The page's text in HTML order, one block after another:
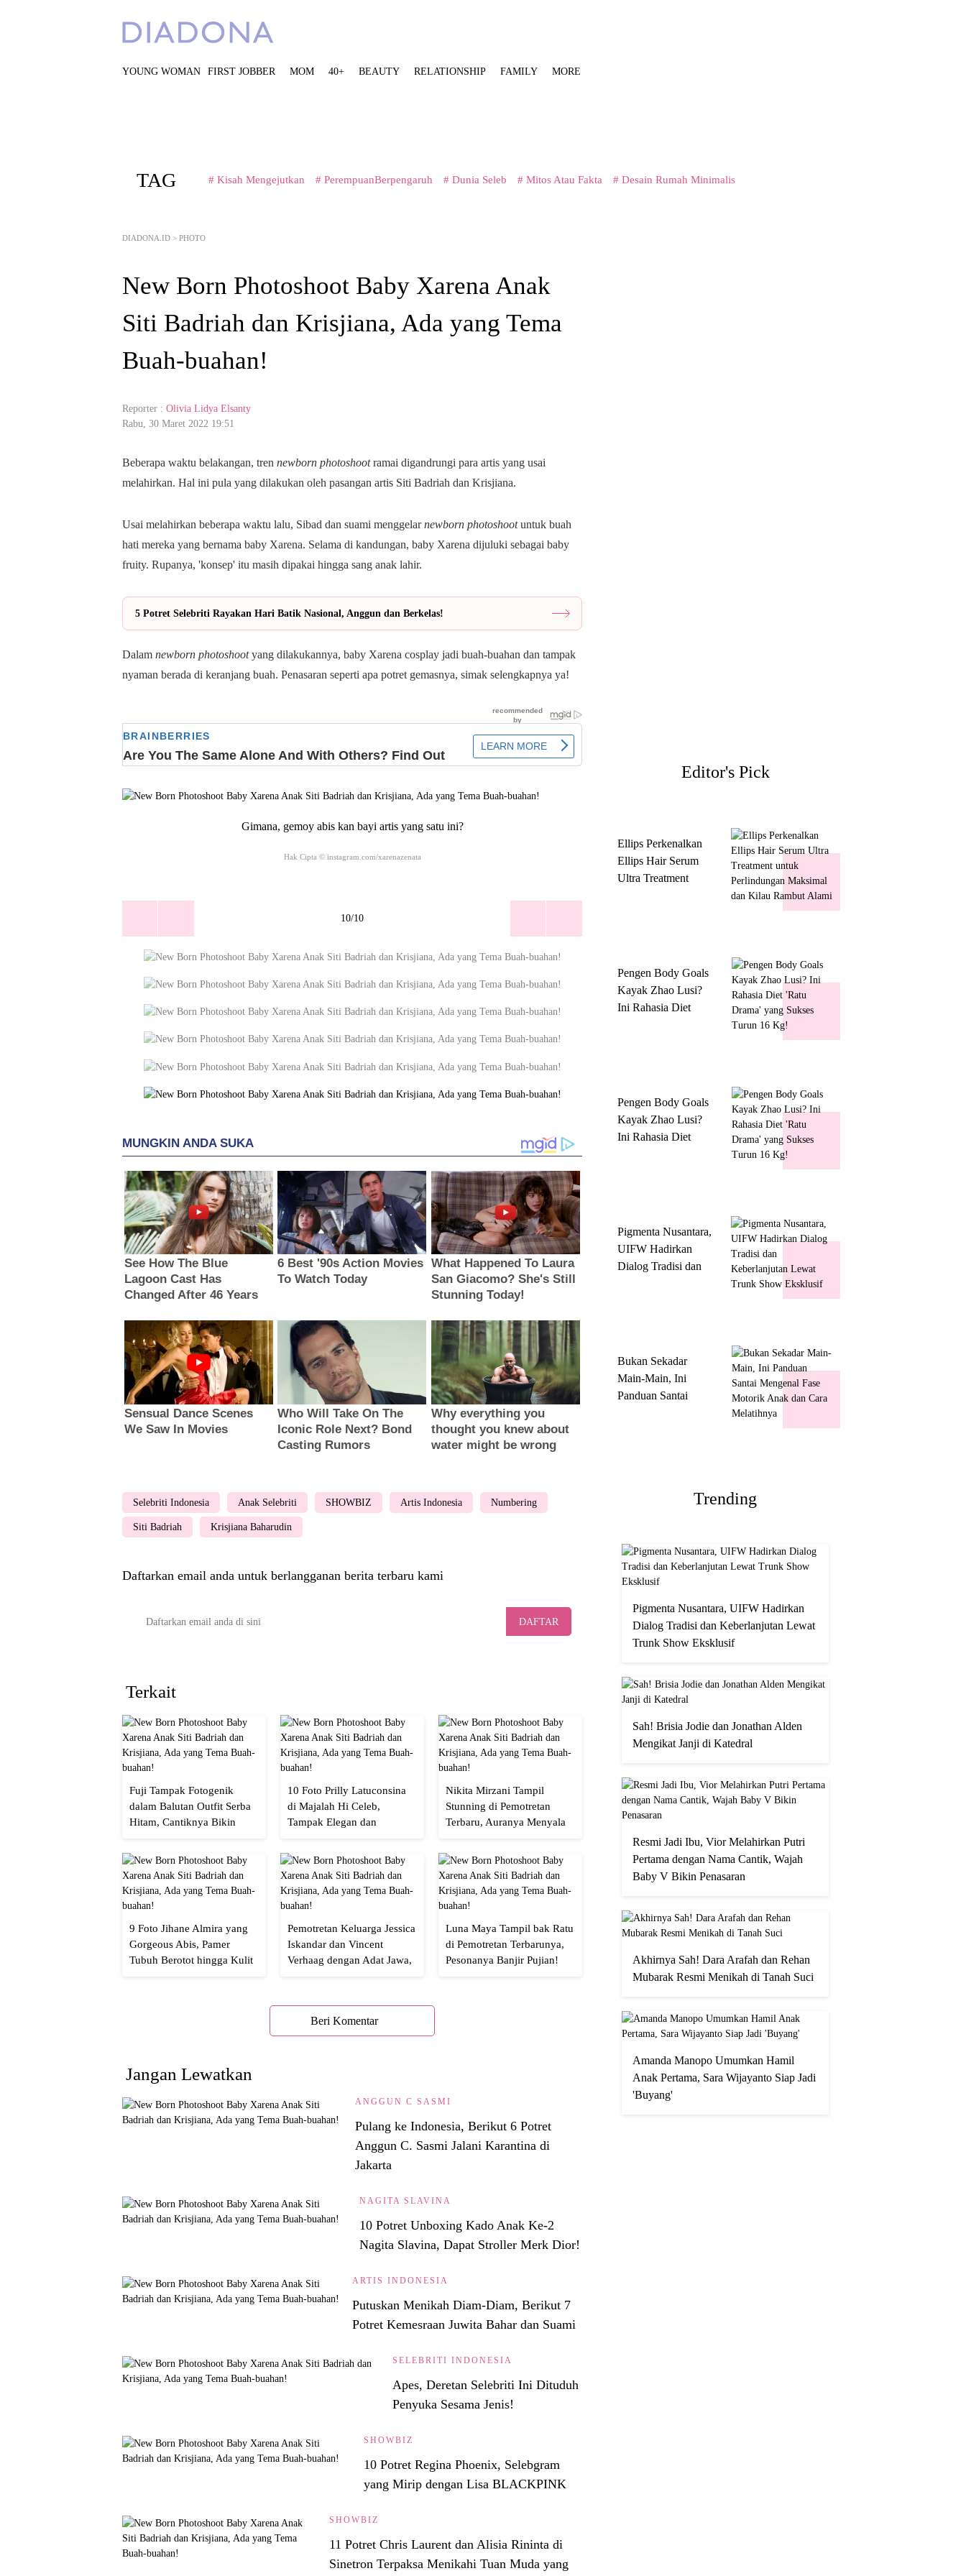
YOUNG WOMAN FIRST JOBBER MOM 40+ BEAUTY RELATIONSHIP FAMILY MORE
TAG # Kisah Mengejutkan # PerempuanBerpengaruh # Dunia Seleb # Mitos Atau Fakta # Desain Rumah Minimalis
DIADONA.ID > PHOTO
New Born Photoshoot Baby Xarena Anak
Siti Badriah dan Krisjiana, Ada yang Tema
Buah-buahan!
Reporter : Olivia Lidya Elsanty
Rabu, 30 Maret 2022 19:51
Beberapa waktu belakangan, tren newborn photoshootramai digandrungi para artis yang usai
melahirkan. Hal ini pula yang dilakukan oleh pasangan artis Siti Badriah dan Krisjiana.
Usai melahirkan beberapa waktu lalu, Sibad dan suami menggelarnewborn photoshootuntuk buah
hati mereka yang bernama baby Xarena. Selama di kandungan, baby Xarena dijuluki sebagai baby
fruity. Rupanya, 'konsep' itu masih dipakai hingga sang anak lahir.
5 Potret Selebriti Rayakan Hari Batik Nasional, Anggun dan Berkelas!
Dalam newborn photoshootyang dilakukannya, baby Xarena cosplay jadi buah-buahan dan tampak
nyaman berada di keranjang buah. Penasaran seperti apa potret gemasnya, simak selengkapnya ya!
Gimana, gemoy abis kan bayi artis yang satu ini?
Hak Cipta © instagram.com/xarenazenata
10/10
Selebriti Indonesia Anak Selebriti SHOWBIZ Artis Indonesia Numbering
Siti Badriah Krisjiana Baharudin
Daftarkan email anda untuk berlangganan berita terbaru kami
DAFTAR
Terkait
Fuji Tampak Fotogenik
dalam Balutan Outfit Serba
Hitam, Cantiknya Bikin
10 Foto Prilly Latuconsina
di Majalah Hi Celeb,
Tampak Elegan dan
Nikita Mirzani Tampil
Stunning di Pemotretan
Terbaru, Auranya Menyala
9 Foto Jihane Almira yang
Gorgeous Abis, Pamer
Tubuh Berotot hingga Kulit
Pemotretan Keluarga Jessica
Iskandar dan Vincent
Verhaag dengan Adat Jawa,
Luna Maya Tampil bak Ratu
di Pemotretan Terbarunya,
Pesonanya Banjir Pujian!
Beri Komentar
Jangan Lewatkan
ANGGUN C SASMI
Pulang ke Indonesia, Berikut 6 Potret
Anggun C. Sasmi Jalani Karantina di
Jakarta
NAGITA SLAVINA
10 Potret Unboxing Kado Anak Ke-2
Nagita Slavina, Dapat Stroller Merk Dior!
ARTIS INDONESIA
Putuskan Menikah Diam-Diam, Berikut 7
Potret Kemesraan Juwita Bahar dan Suami
SELEBRITI INDONESIA
Apes, Deretan Selebriti Ini Dituduh
Penyuka Sesama Jenis!
SHOWBIZ
10 Potret Regina Phoenix, Selebgram
yang Mirip dengan Lisa BLACKPINK
SHOWBIZ
11 Potret Chris Laurent dan Alisia Rininta di
Sinetron Terpaksa Menikahi Tuan Muda yang
Editor's Pick
Ellips Perkenalkan
Ellips Hair Serum
Ultra Treatment
Pengen Body Goals
Kayak Zhao Lusi?
Ini Rahasia Diet
Pengen Body Goals
Kayak Zhao Lusi?
Ini Rahasia Diet
Pigmenta Nusantara,
UIFW Hadirkan
Dialog Tradisi dan
Bukan Sekadar
Main-Main, Ini
Panduan Santai
Trending
Pigmenta Nusantara, UIFW Hadirkan
Dialog Tradisi dan Keberlanjutan Lewat
Trunk Show Eksklusif
Sah! Brisia Jodie dan Jonathan Alden
Mengikat Janji di Katedral
Resmi Jadi Ibu, Vior Melahirkan Putri
Pertama dengan Nama Cantik, Wajah
Baby V Bikin Penasaran
Akhirnya Sah! Dara Arafah dan Rehan
Mubarak Resmi Menikah di Tanah Suci
Amanda Manopo Umumkan Hamil
Anak Pertama, Sara Wijayanto Siap Jadi
'Buyang'